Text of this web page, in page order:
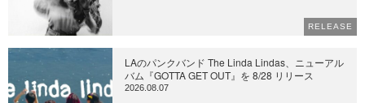
RELEASE
LAのパンクバンド The Linda Lindas、ニューアル
バム『GOTTA GET OUT』を 8/28 リリース
2026.08.07